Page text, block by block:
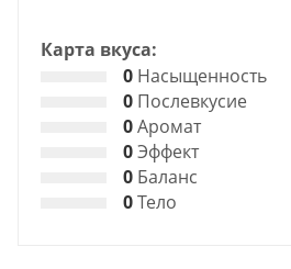
Карта вкуса:
0 Насыщенность
0 Послевкусие
0Аромат
0Эффект
0 Баланс
0Тело